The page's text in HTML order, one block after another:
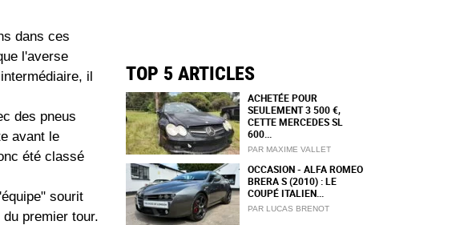
dans ces
l'averse
il
des pneus
avant le
été classé
sourit
premier tour.
TOP 5 ARTICLES
ACHETÉE POUR
SEULEMENT 3 500 €,
CETTE MERCEDES SL
600...
PAR MAXIME VALLET
OCCASION - ALFA ROMEO
BRERA S (2010) : LE
COUPÉ ITALIEN...
PAR LUCAS BRENOT